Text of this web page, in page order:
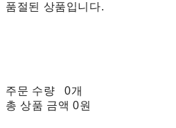
품절된 상품입니다.
주문 수량
0개
총 상품 금액 0원